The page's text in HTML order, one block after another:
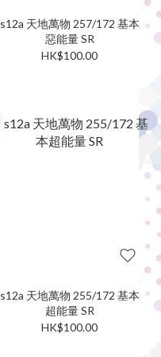
s12a 天地萬物 257/172 基本
惡能量 SR
HK$100.00
s12a 天地萬物 255/172 基本
超能量 SR
HK$100.00